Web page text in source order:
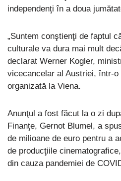
independenţi în a doua
„Suntem conştienţi de faptul
culturale va dura mai mult
declarat Werner Kogler,
vicecancelar al Austriei, într-
organizată la Viena.
Anunţul a fost făcut la o zi
Finanţe, Gernot Blumel, a
de milioane de euro pentru a
de producţiile
din cauza pandemiei de